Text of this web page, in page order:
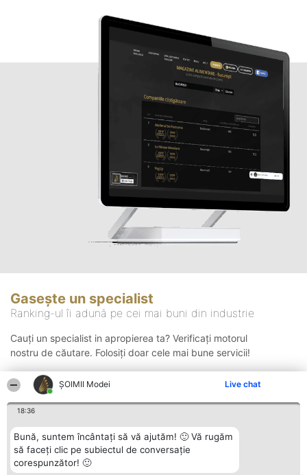
ȘOIMII Modei Live chat
18:36
Bună, suntem încântați să vă ajutăm! 🙂 Vă rugăm
să faceți clic pe subiectul de conversație
corespunzător! 🙂
Gasește un specialist
Ranking-ul îi adună pe cei mai buni din industrie
Cauți un specialist in apropierea ta? Verificați motorul
nostru de căutare. Folosiți doar cele mai bune servicii!